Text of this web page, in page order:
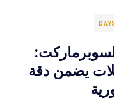
يضمن دقة